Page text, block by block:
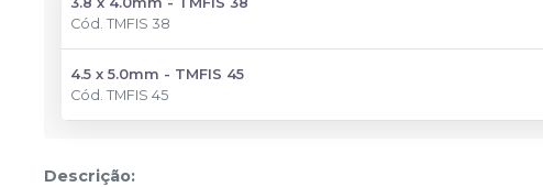
Cód.TMFIS 38
4.5 x 5.0mm - TMFIS 45
Cód.TMFIS 45
Descrição: